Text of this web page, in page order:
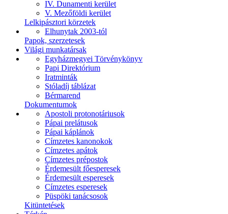
IV. Dunamenti kerület
V. Mezőföldi kerület
Lelkipásztori körzetek
Elhunytak 2003-tól
Papok, szerzetesek
Világi munkatársak
Egyházmegyei Törvénykönyv
Papi Direktórium
Iratminták
Stóladíj táblázat
Bérmarend
Dokumentumok
Apostoli protonotáriusok
Pápai prelátusok
Pápai káplánok
Címzetes kanonokok
Címzetes apátok
Címzetes prépostok
Érdemesült főesperesek
Érdemesült esperesek
Címzetes esperesek
Püspöki tanácsosok
Kitüntetések